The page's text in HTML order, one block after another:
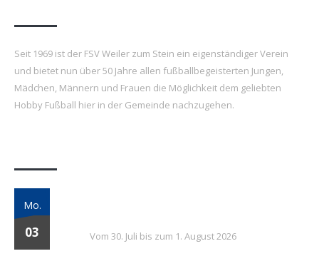
Seit 1969 ist der FSV Weiler zum Stein ein eigenständiger Verein
und bietet nun über 50 Jahre allen fußballbegeisterten Jungen,
Mädchen, Männern und Frauen die Möglichkeit dem geliebten
Hobby Fußball hier in der Gemeinde nachzugehen.
Mo.
03 Vom 30. Juli bis zum 1. August 2026